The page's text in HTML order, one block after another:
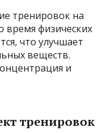
тренировок на
время физических
что улучшает
веществ.
и
тренировок